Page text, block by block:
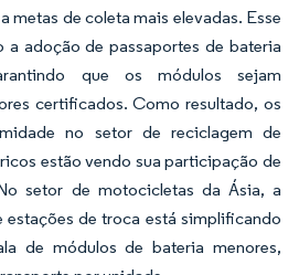
metas de coleta mais elevadas. Esse
a adoção de passaportes de bateria
que os módulos sejam
certificados. Como resultado, os
no setor de reciclagem de
estão vendo sua participação de
setor de motocicletas da Ásia, a
de troca está simplificando
de módulos de bateria menores,